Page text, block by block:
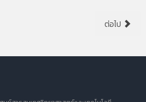
ต่อไป